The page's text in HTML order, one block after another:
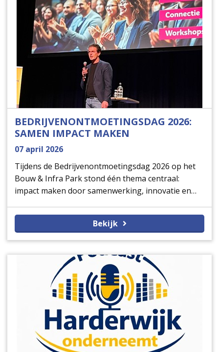
BEDRIJVENONTMOETINGSDAG 2026:
SAMEN IMPACT MAKEN
07 april 2026
Tijdens de Bedrijvenontmoetingsdag 2026 op het
Bouw & Infra Park stond één thema centraal:
impact maken door samenwerking, innovatie en
omgeving lieten zien dat economische groei en
maatschappelijke verantwoordelijkheid hand in
hand kunnen gaan.
Bekijk